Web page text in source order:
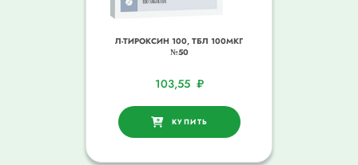
Л-ТИРОКСИН 100, ТБЛ 100МКГ
№50
103,55 ₽
КУПИТЬ